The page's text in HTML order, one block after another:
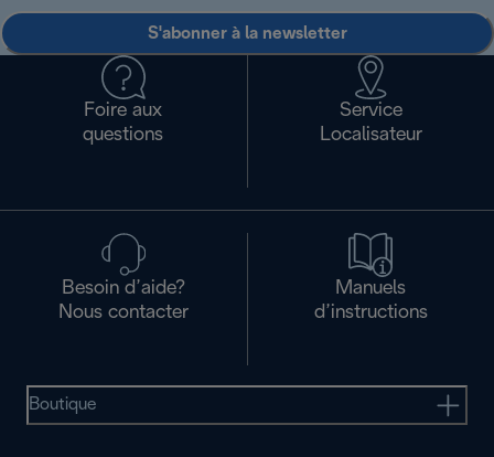
S'abonner à la newsletter
Foire aux
questions
Service
Localisateur
Besoin d’aide?
Nous contacter
Manuels
d’instructions
Boutique